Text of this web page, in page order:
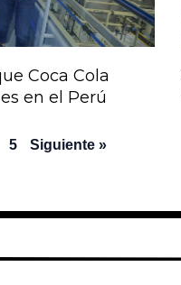
Coca Cola
en el Perú
5 Siguiente »